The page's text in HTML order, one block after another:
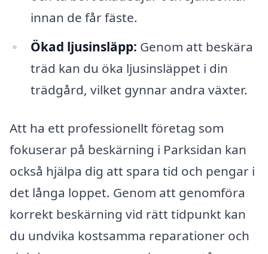
innan de får fäste.
Ökad ljusinsläpp: Genom att beskära
träd kan du öka ljusinsläppet i din
trädgård, vilket gynnar andra växter.
Att ha ett professionellt företag som
fokuserar på beskärning i Parksidan kan
också hjälpa dig att spara tid och pengar i
det långa loppet. Genom att genomföra
korrekt beskärning vid rätt tidpunkt kan
du undvika kostsamma reparationer och